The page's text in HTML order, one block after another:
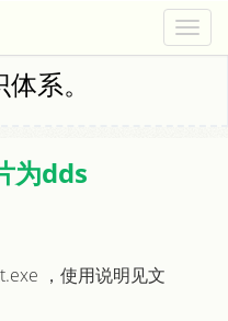
系。
为dds
，使用说明见文